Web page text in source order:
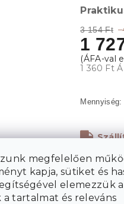
megfelelően
kapja, sütiket és
elemezzük a
tartalmat és releváns
3 154 Ft
1
1 360 Ft